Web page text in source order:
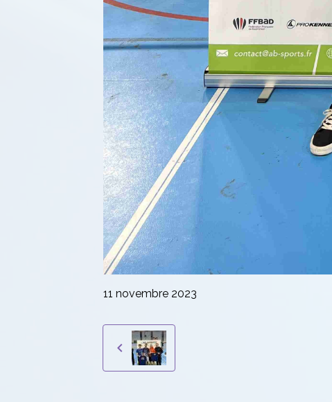
11 novembre 2023